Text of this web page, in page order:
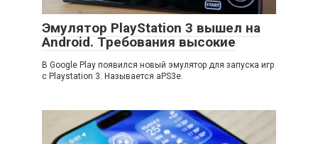
Эмулятор PlayStation 3 вышел на
Android. Требования высокие
В Google Play появился новый эмулятор для запуска игр
с Playstation 3. Называется aPS3e.